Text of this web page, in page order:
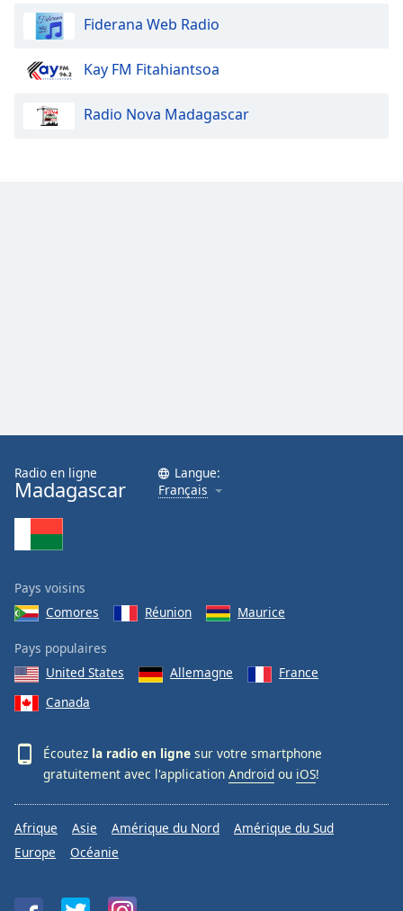
Fiderana Web Radio
Kay FM Fitahiantsoa
Radio Nova Madagascar
Radio en ligne
Madagascar
Langue:
Français
Pays voisins
Comores
Réunion Maurice
Pays populaires
United States
Allemagne
France
Canada
Écoutez la radio en ligne sur votre smartphone
gratuitement avec l'application Android ou iOS!
Afrique Asie Amérique du Nord
Amérique du Sud
Europe
Océanie